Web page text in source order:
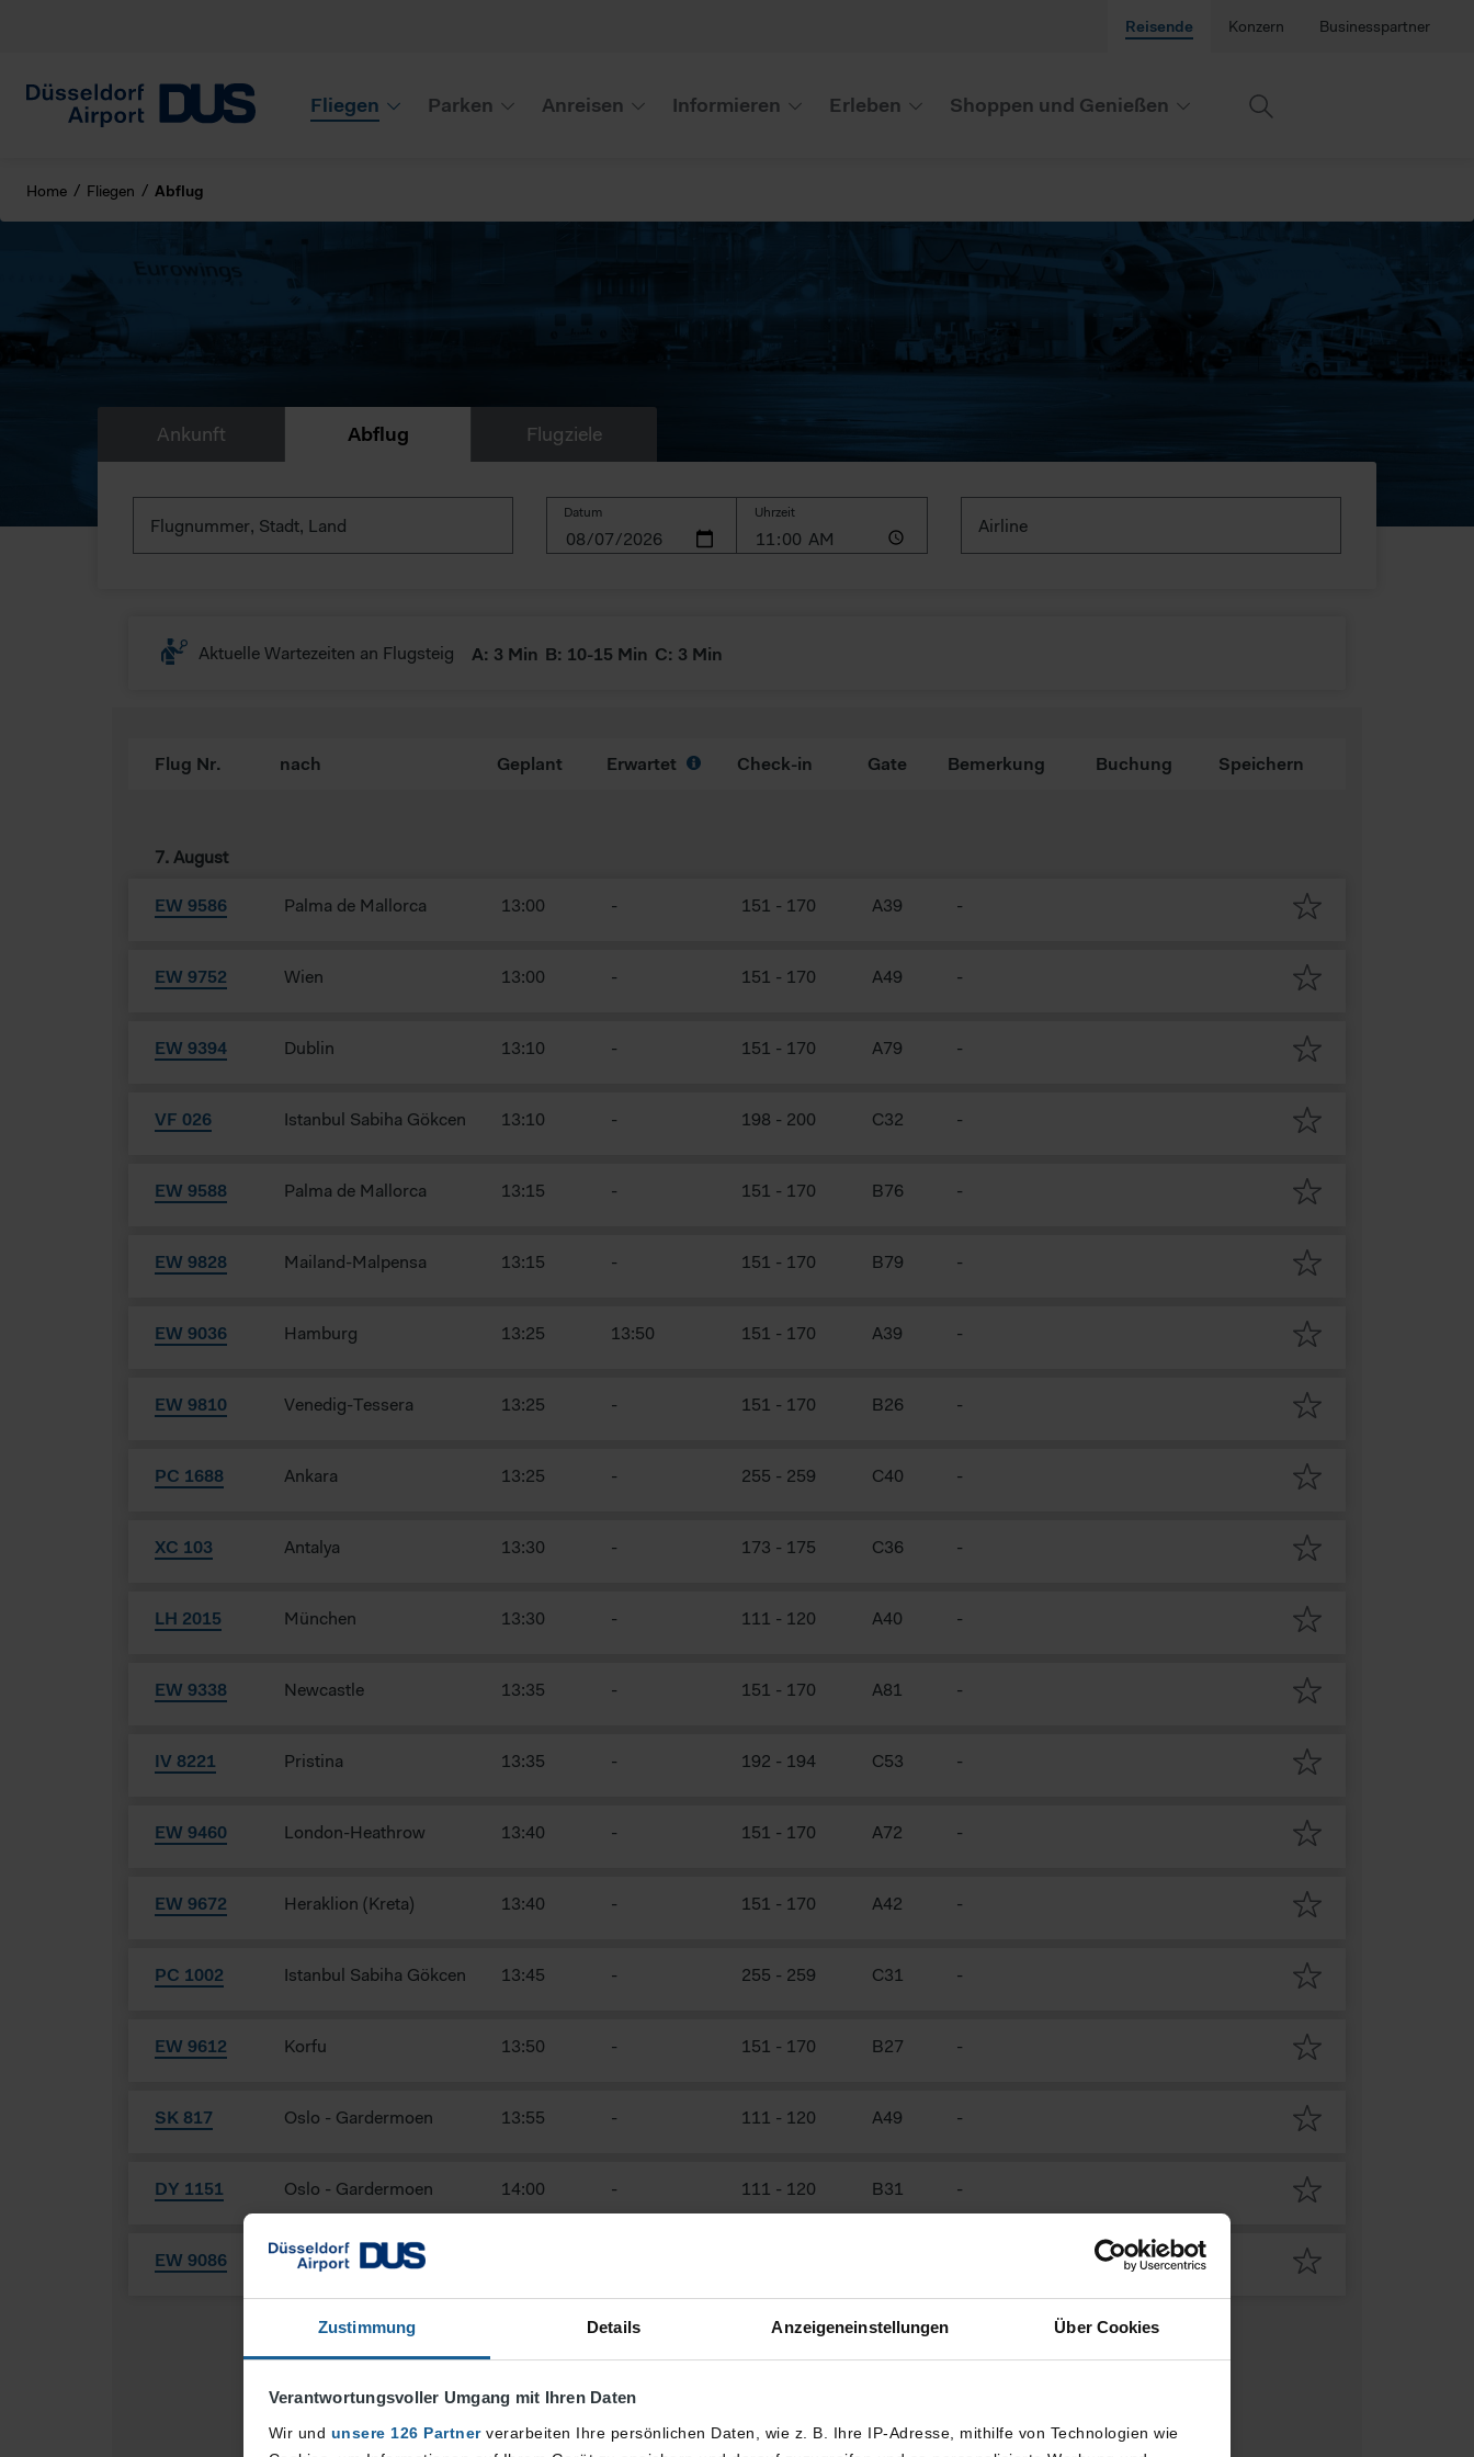
Zustimmung Details Anzeigeneinstellungen Über Cookies
Verantwortungsvoller Umgang mit Ihren Daten
Wir und unsere 126 Partnerverarbeiten Ihre persönlichen Daten, wie z. B. Ihre IP-Adresse, mithilfe von Technologien wie
Fliegen Parken Anreisen Informieren Erleben Shoppen und Genießen
Reisende Konzern Businesspartner
Home Fliegen Abflug
Ankunft Abflug Flugziele
Flugnummer, Stadt, Land
Datum Uhrzeit
Airline
Aktuelle Wartezeiten an Flugsteig A: 3 Min B: 10-15 Min C: 3 Min
Flug Nr. nach Geplant Erwartet Check-in Gate Bemerkung Buchung Speichern
7. August
EW 9586 Palma de Mallorca 13:00 - 151 - 170 A39 -
EW 9752 Wien 13:00 - 151 - 170 A49 -
EW 9394 Dublin 13:10 - 151 - 170 A79 -
VF 026 Istanbul Sabiha Gökcen 13:10 - 198 - 200 C32 -
EW 9588 Palma de Mallorca 13:15 - 151 - 170 B76 -
EW 9828 Mailand-Malpensa 13:15 - 151 - 170 B79 -
EW 9036 Hamburg 13:25 13:50 151 - 170 A39 -
EW 9810 Venedig-Tessera 13:25 - 151 - 170 B26 -
PC 1688 Ankara 13:25 - 255 - 259 C40 -
XC 103 Antalya 13:30 - 173 - 175 C36 -
LH 2015 München 13:30 - 111 - 120 A40 -
EW 9338 Newcastle 13:35 - 151 - 170 A81 -
IV 8221 Pristina 13:35 - 192 - 194 C53 -
EW 9460 London-Heathrow 13:40 - 151 - 170 A72 -
EW 9672 Heraklion (Kreta) 13:40 - 151 - 170 A42 -
PC 1002 Istanbul Sabiha Gökcen 13:45 - 255 - 259 C31 -
EW 9612 Korfu 13:50 - 151 - 170 B27 -
SK 817 Oslo - Gardermoen 13:55 - 111 - 120 A49 -
DY 1151 Oslo - Gardermoen 14:00 - 111 - 120 B31 -
EW 9086 München
Weitere Flüge